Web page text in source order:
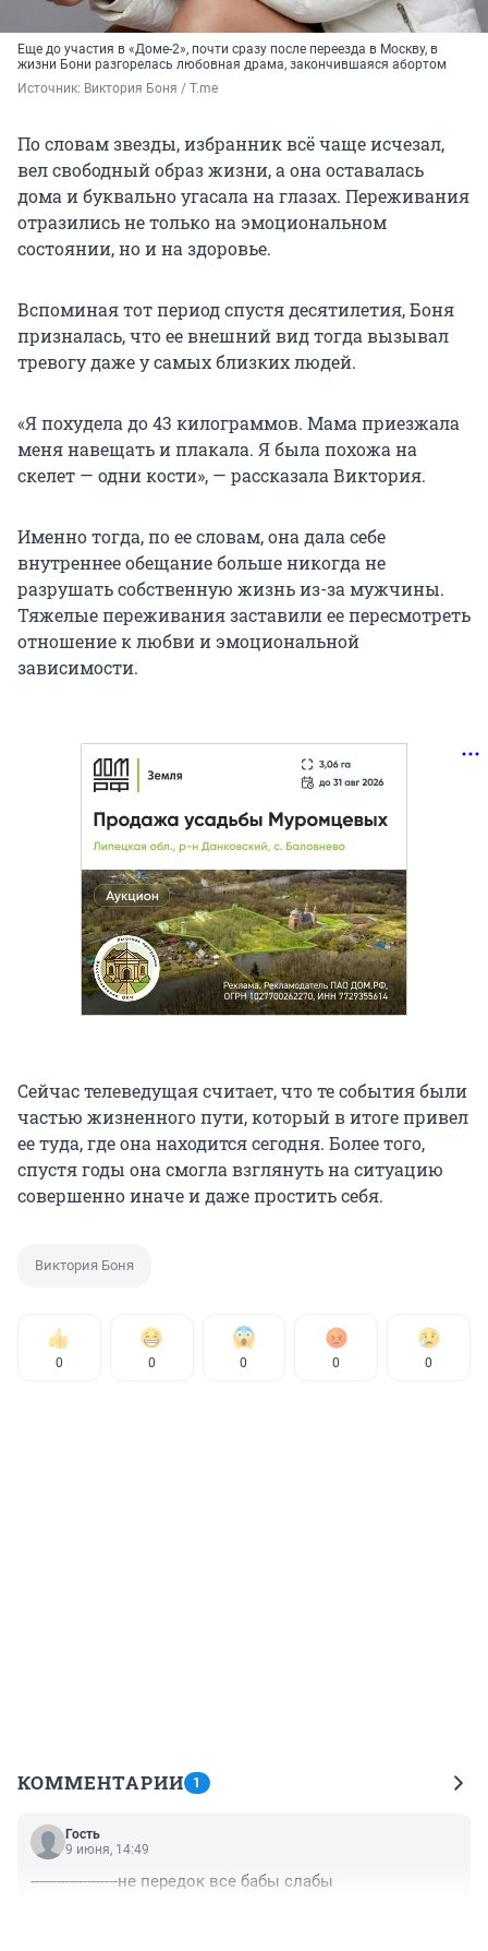
Еще до участия в «Доме-2», почти сразу после переезда в Москву, в
жизни Бони разгорелась любовная драма, закончившаяся абортом
Источник: Виктория Боня / T.me
По словам звезды, избранник всё чаще исчезал,
вел свободный образ жизни, а она оставалась
дома и буквально угасала на глазах. Переживания
отразились не только на эмоциональном
состоянии, но и на здоровье.
Вспоминая тот период спустя десятилетия, Боня
призналась, что ее внешний вид тогда вызывал
тревогу даже у самых близких людей.
«Я похудела до 43 килограммов. Мама приезжала
меня навещать и плакала. Я была похожа на
скелет — одни кости», — рассказала Виктория.
Именно тогда, по ее словам, она дала себе
внутреннее обещание больше никогда не
разрушать собственную жизнь из-за мужчины.
Тяжелые переживания заставили ее пересмотреть
отношение к любви и эмоциональной
зависимости.
Сейчас телеведущая считает, что те события были
частью жизненного пути, который в итоге привел
ее туда, где она находится сегодня. Более того,
спустя годы она смогла взглянуть на ситуацию
совершенно иначе и даже простить себя.
Виктория Боня
0 0 0 0 0
КОММЕНТАРИИ 1
Гость
9 июня, 14:49
--------------------не передок все бабы слабы